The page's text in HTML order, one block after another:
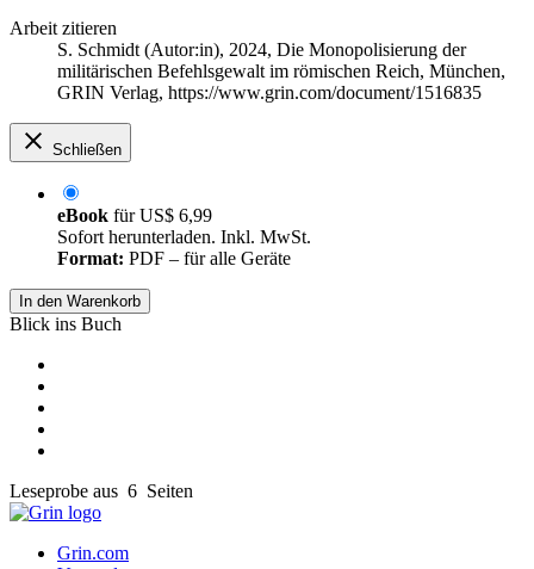
Arbeit zitieren
S. Schmidt (Autor:in), 2024, Die Monopolisierung der
militärischen Befehlsgewalt im römischen Reich, München,
GRIN Verlag, https://www.grin.com/document/1516835
Schließen
eBook fürUS$ 6,99
Sofort herunterladen. Inkl. MwSt.
Format: PDF – für alle Geräte
In den Warenkorb
Blick ins Buch
Leseprobe aus 6 Seiten
Grin.com